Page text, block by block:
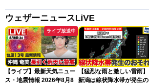
ウェザーニュースLiVE
ライブ放送中
【ライブ】最新天気ニュー
ス・地震情報 2026年8月8
【猛烈な雨と激しい雷雨】
新潟は線状降水帯が発生の